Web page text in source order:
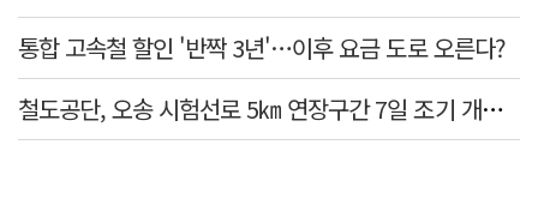
통합 고속철 할인 '반짝 3년'…이후 요금 도로 오른다?
철도공단, 오송 시험선로 5㎞ 연장구간 7일 조기 개통…LA 메트로 사업 지원